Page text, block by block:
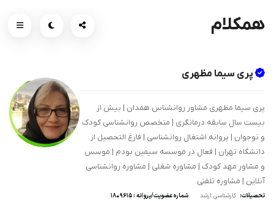
همکلام
پری سیما مظهری
پری سیما مظهری مشاور روانشناس همدان | بیش از
بیست سال سابقه درمانگری | متخصص روانشناسی کودک
و نوجوان | پروانه اشتغال روانشناسی | فارغ التحصیل از
دانشگاه تهران | فعال در موسسه سیمین بودم | موسس
و مشاور مهد کودک | مشاوره شغلی | مشاوره روانشناسی
آنلاین | مشاوره تلفنی
تحصیلات: کارشناسی ارشد شماره عضویت/پروانه : 1809615